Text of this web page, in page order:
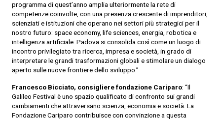
programma di quest’anno amplia ulteriormente la rete di
competenze coinvolte, con una presenza crescente di imprenditori,
scienziati e istituzioni che operano nei settori più strategici per il
nostro futuro: space economy, life sciences, energia, robotica e
intelligenza artificiale. Padova si consolida così come un luogo di
incontro privilegiato tra ricerca, impresa e società, in grado di
interpretare le grandi trasformazioni globali e stimolare un dialogo
aperto sulle nuove frontiere dello sviluppo.”
Francesco Bicciato, consigliere fondazione Cariparo: “Il
Galileo Festival è uno spazio qualificato di confronto sui grandi
cambiamenti che attraversano scienza, economia e società. La
Fondazione Cariparo contribuisce con convinzione a questa